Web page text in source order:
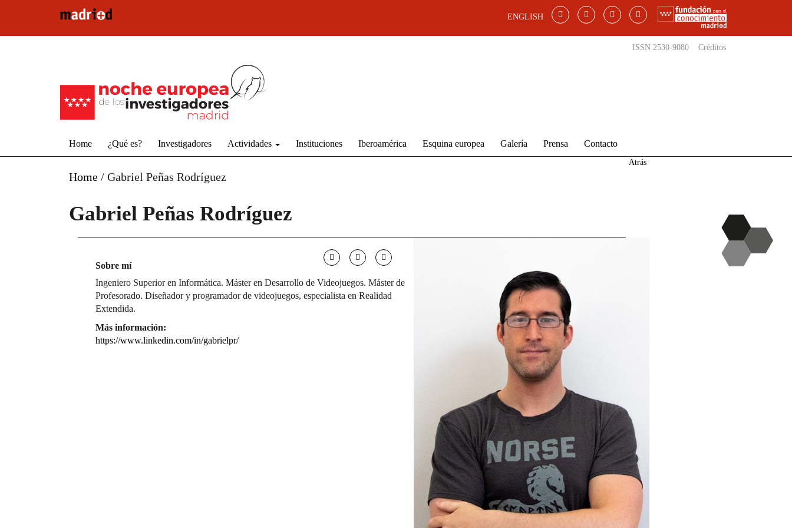
ENGLISH
ISSN 2530-9080 Créditos
Home ¿Qué es? Investigadores Actividades Instituciones Iberoamérica Esquina europea Galería Prensa Contacto
Home / Gabriel Peñas Rodríguez
Atrás
Gabriel Peñas Rodríguez
Sobre mí
Ingeniero Superior en Informática. Máster en Desarrollo de Videojuegos. Máster de
Profesorado. Diseñador y programador de videojuegos, especialista en Realidad
Extendida.
Más información:
https://www.linkedin.com/in/gabrielpr/